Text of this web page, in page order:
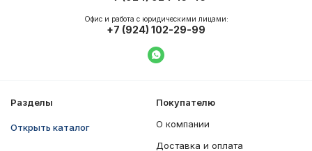
Разделы
Открыть каталог
Покупателю
О компании
Доставка и оплата
Офис и работа с юридическими лицами:
+7 (924) 102-29-99
Написать в WhatsApp